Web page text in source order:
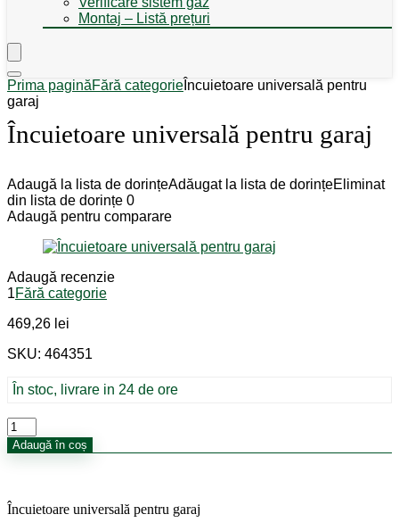
Montaj – Listă prețuri
Prima paginăFără categorie Încuietoare universală pentru
garaj
Încuietoare universală pentru garaj
Adaugă la lista de dorințeAdăugat la lista de dorințeEliminat
din lista de dorințe 0
Adaugă pentru comparare
Adaugă recenzie
1Fără categorie
469,26 lei
SKU: 464351
În stoc, livrare in 24 de ore
Cantitate
Încuietoare
universală
Adaugă în coș
Încuietoare universală pentru garaj